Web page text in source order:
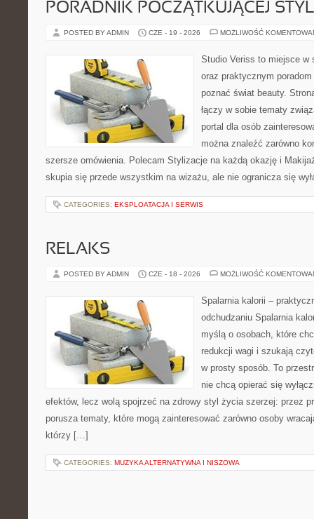
PORADNIK POCZĄTKUJĄCEJ
POSTED BY ADMIN CZE - 19 - 2026 MOŻLIWOŚĆ
Studio Veriss to miejsce w
oraz praktycznym
poznać świat beauty.
łączy w sobie tematy
portal dla osób
można znaleźć zarówno
szersze omówienia. Polecam Stylizacje na każdą okazję i
skupia się przede wszystkim na wizażu, ale nie ogranicza się
CATEGORIES: EKSPLOATACJA I SERWIS
RELAKS
POSTED BY ADMIN CZE - 18 - 2026 MOŻLIWOŚĆ
Spalarnia kalorii –
odchudzaniu Spalarnia
myślą o osobach, które
redukcji wagi i szukają
w prosty sposób. To
nie chcą opierać się
efektów, lecz wolą spojrzeć na zdrowy styl życia szerzej: przez
porusza tematy, które mogą zainteresować zarówno osoby
którzy […]
CATEGORIES: MUZYKA ALTERNATYWNA I NISZOWA